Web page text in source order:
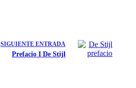
SIGUIENTE ENTRADA
Prefacio I De Stijl